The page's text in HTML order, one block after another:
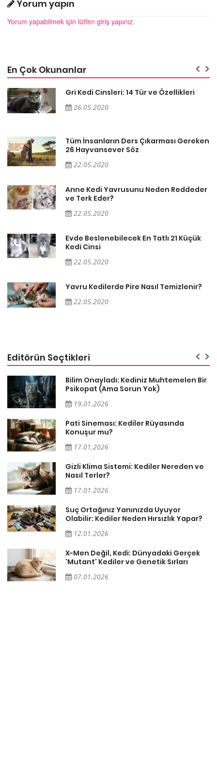
Yorum yapın
Yorum yapabilmek için lütfen giriş yapınız.
En Çok Okunanlar
Gri Kedi Cinsleri: 14 Tür ve Özellikleri
26.05.2020
Tüm İnsanların Ders Çıkarması Gereken
26 Hayvansever Söz
22.05.2020
Anne Kedi Yavrusunu Neden Reddeder
ve Terk Eder?
22.05.2020
Evde Beslenebilecek En Tatlı 21 Küçük
Kedi Cinsi
22.05.2020
Yavru Kedilerde Pire Nasıl Temizlenir?
22.05.2020
Editörün Seçtikleri
Bilim Onayladı: Kediniz Muhtemelen Bir
Psikopat (Ama Sorun Yok)
19.01.2026
Pati Sineması: Kediler Rüyasında
Konuşur mu?
17.01.2026
Gizli Klima Sistemi: Kediler Nereden ve
Nasıl Terler?
17.01.2026
Suç Ortağınız Yanınızda Uyuyor
Olabilir: Kediler Neden Hırsızlık Yapar?
12.01.2026
X-Men Değil, Kedi: Dünyadaki Gerçek
'Mutant' Kediler ve Genetik Sırları
07.01.2026